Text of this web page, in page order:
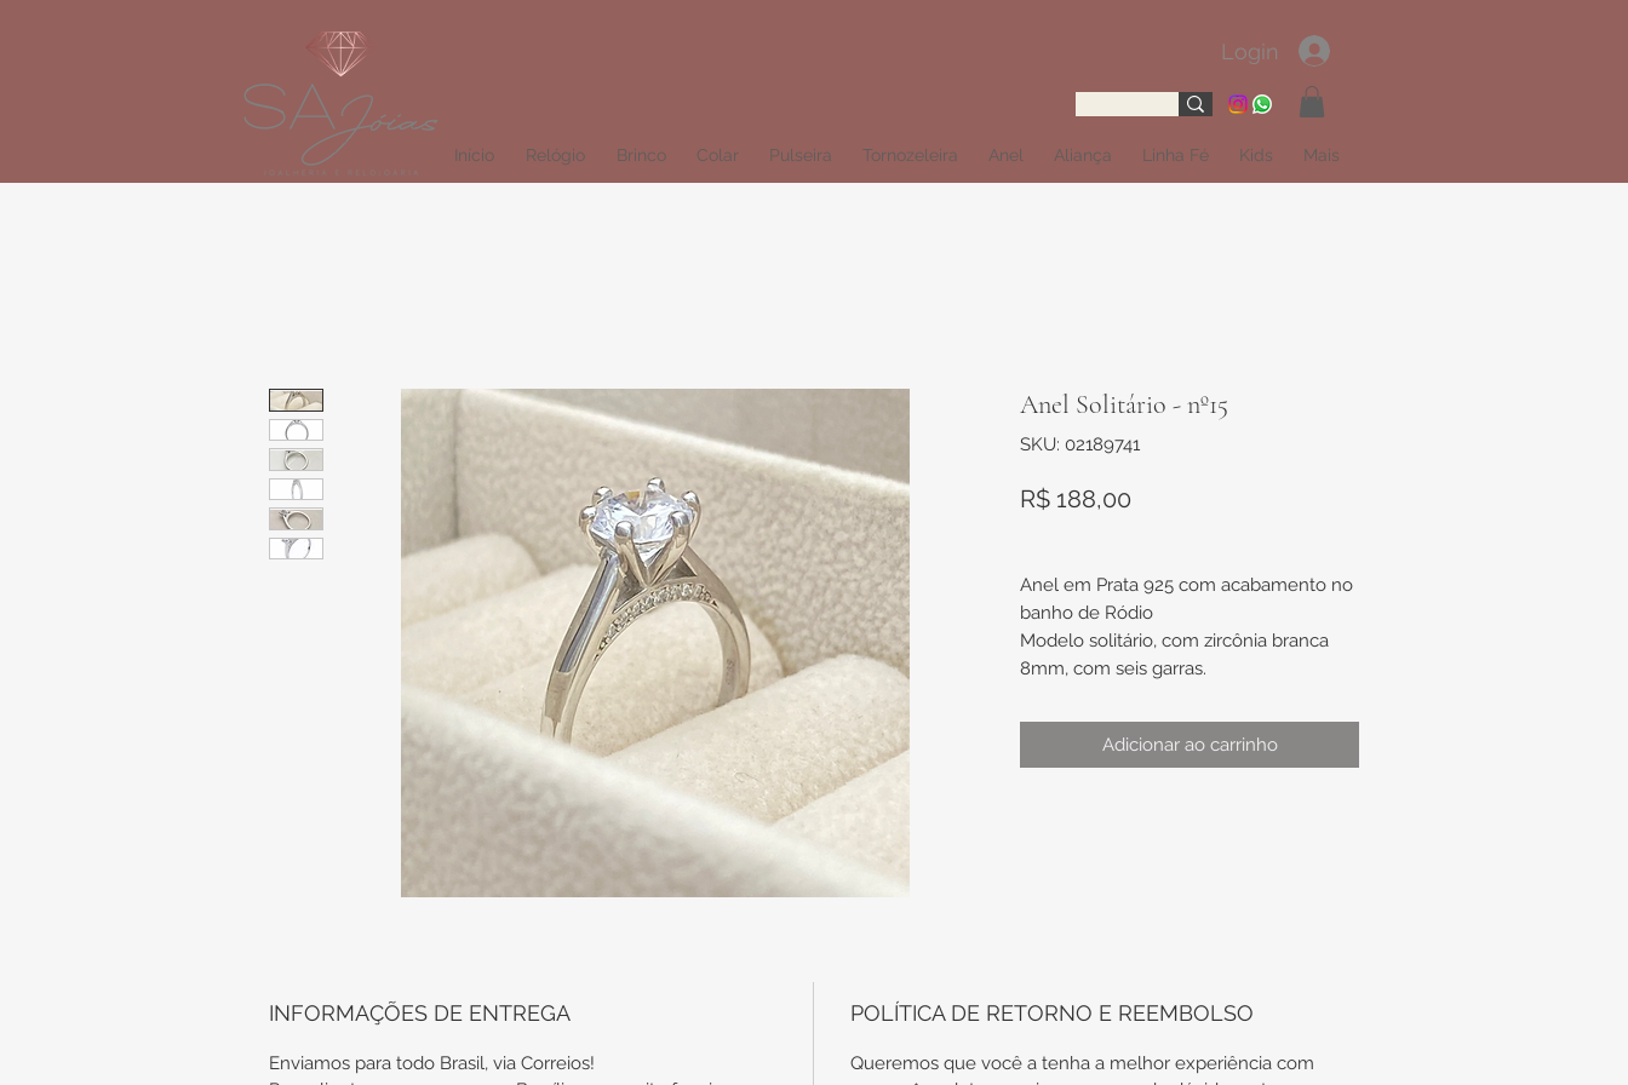
Login
Início Relógio Brinco Colar Pulseira Tornozeleira Anel Aliança Linha Fé Kids Mais
Anel Solitário - nº15
SKU: 02189741
R$ 188,00
Anel em Prata 925 com acabamento no
banho de Ródio
Modelo solitário, com zircônia branca
8mm, com seis garras.
zircônias brancas, no sentido do aro,
bilateral, parte superior.
Uma ótima opção de presente de
Adicionar ao carrinho
INFORMAÇÕES DE ENTREGA
Enviamos para todo Brasil, via Correios!
POLÍTICA DE RETORNO E REEMBOLSO
Queremos que você a tenha a melhor experiência com